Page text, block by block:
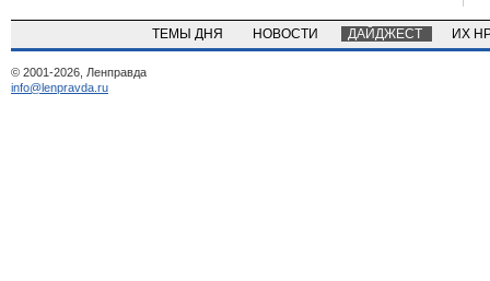
ТЕМЫ ДНЯ НОВОСТИ ДАЙДЖЕСТ ИХ
© 2001-2026, Ленправда
info@lenpravda.ru